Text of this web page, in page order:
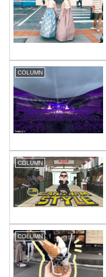
COLUMN
COLUMN
COLUMN